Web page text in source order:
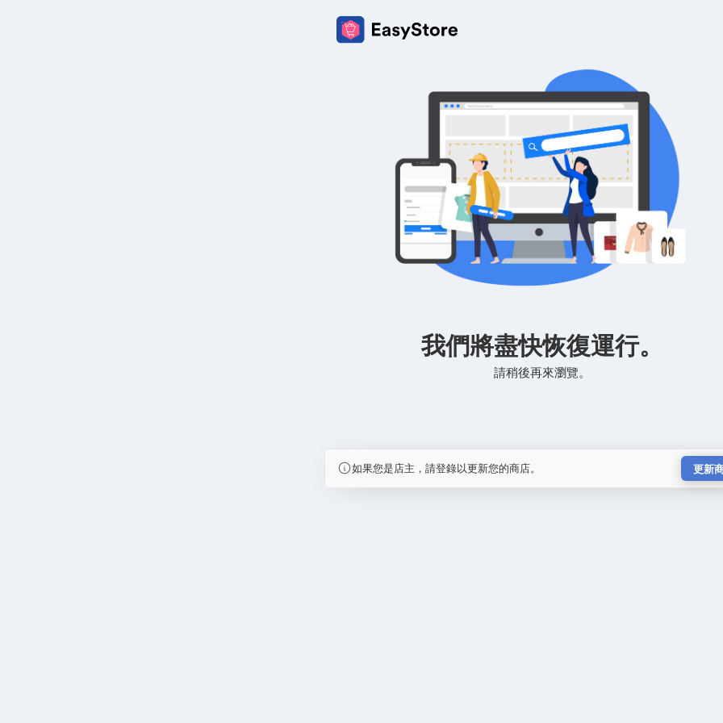
我們將盡快恢復運行。
請稍後再來瀏覽。
如果您是店主，請登錄以更新您的商店。 更新